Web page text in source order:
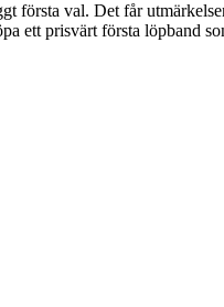
första val. Det får
ett prisvärt första löpband